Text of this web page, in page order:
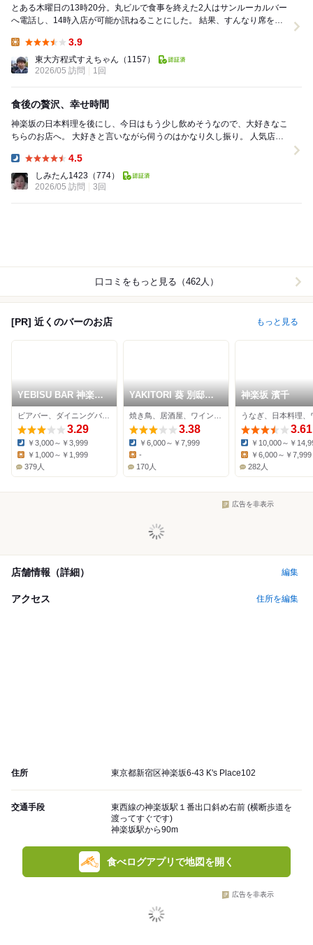
とある木曜日の13時20分。丸ビルで食事を終えた2人はサンルーカルバー
へ電話し、14時入店が可能か訊ねることにした。 結果、すんなり席を確
3.9
東大方程式すえちゃん （1157）
2026/05 訪問
1回
食後の贅沢、幸せ時間
神楽坂の日本料理を後にし、今日はもう少し飲めそうなので、大好きなこ
ちらのお店へ。 大好きと言いながら伺うのはかなり久し振り。 人気店な
4.5
しみたん1423 （774）
2026/05 訪問
3回
口コミをもっと見る（462人）
[PR] 近くのバーのお店 もっと見る
YEBISU BAR 神楽坂
店
3.29
Dinner:
￥3,000～￥3,999
￥1,000～￥1,999
379人
YAKITORI 葵 別邸
BURAI
3.38
Dinner:
￥6,000～￥7,999
-
170人
神楽坂 濱千
3.61
Dinner:
￥10,000～￥
￥6,000～￥7,999
282人
広告を非表示
店舗情報（詳細） 編集
アクセス 住所を編集
住所 東京都新宿区神楽坂6-43 K's Place102
交通手段
東西線の神楽坂駅１番出口斜め右前 (横断歩道を
渡ってすぐです)
神楽坂駅から90m
食べログアプリで地図を開く
広告を非表示